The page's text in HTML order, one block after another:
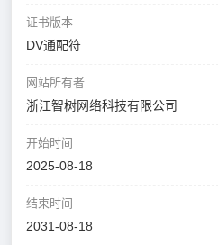
证书版本
DV通配符
网站所有者
浙江智树网络科技有限公司
开始时间
2025-08-18
结束时间
2031-08-18